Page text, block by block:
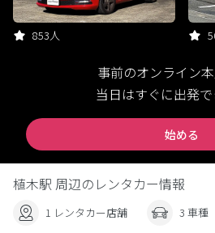
853人
事前のオンライン
当日はすぐに出発
始める
植木駅 周辺のレンタカー情報
1 レンタカー店舗 3 車種